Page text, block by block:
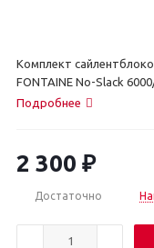
Комплект
FONTAINE No-Slack
Подробнее
2 300 ₽
Достаточно